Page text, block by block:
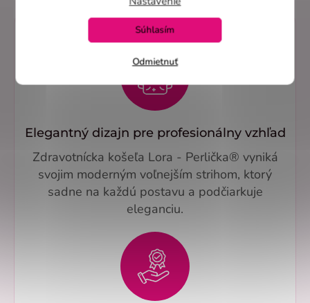
Odmietnuť
Súhlasím
Elegantný dizajn pre profesionálny vzhľad
Zdravotnícka košeľa Lora - Perlička® vyniká
svojim moderným voľnejším strihom, ktorý
sadne na každú postavu a podčiarkuje
eleganciu.